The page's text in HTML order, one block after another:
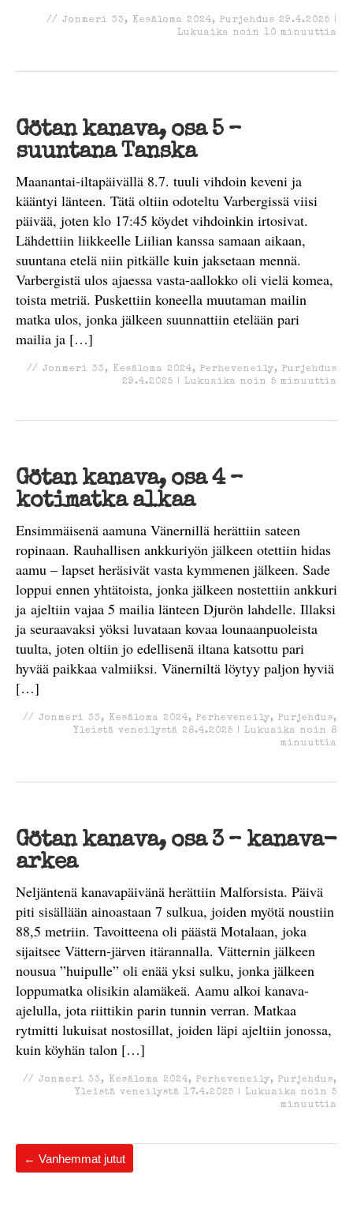
// Jonmeri 33, Kesäloma 2024, Purjehdus 29.4.2025 |
Lukuaika noin 10 minuuttia
Götan kanava, osa 5 –
suuntana Tanska
Maanantai-iltapäivällä 8.7. tuuli vihdoin keveni ja
kääntyi länteen. Tätä oltiin odoteltu Varbergissä viisi
päivää, joten klo 17:45 köydet vihdoinkin irtosivat.
Lähdettiin liikkeelle Liilian kanssa samaan aikaan,
suuntana etelä niin pitkälle kuin jaksetaan mennä.
Varbergistä ulos ajaessa vasta-aallokko oli vielä komea,
toista metriä. Puskettiin koneella muutaman mailin
matka ulos, jonka jälkeen suunnattiin etelään pari
mailia ja […]
// Jonmeri 33, Kesäloma 2024, Perheveneily, Purjehdus
29.4.2025 | Lukuaika noin 5 minuuttia
Götan kanava, osa 4 –
kotimatka alkaa
Ensimmäisenä aamuna Vänernillä herättiin sateen
ropinaan. Rauhallisen ankkuriyön jälkeen otettiin hidas
aamu – lapset heräsivät vasta kymmenen jälkeen. Sade
loppui ennen yhtätoista, jonka jälkeen nostettiin ankkuri
ja ajeltiin vajaa 5 mailia länteen Djurön lahdelle. Illaksi
ja seuraavaksi yöksi luvataan kovaa lounaanpuoleista
tuulta, joten oltiin jo edellisenä iltana katsottu pari
hyvää paikkaa valmiiksi. Vänerniltä löytyy paljon hyviä
[…]
// Jonmeri 33, Kesäloma 2024, Perheveneily, Purjehdus,
Yleistä veneilystä 28.4.2025 | Lukuaika noin
8
minuuttia
Götan kanava, osa 3 – kanava-
arkea
Neljäntenä kanavapäivänä herättiin Malforsista. Päivä
piti sisällään ainoastaan 7 sulkua, joiden myötä noustiin
88,5 metriin. Tavoitteena oli päästä Motalaan, joka
sijaitsee Vättern-järven itärannalla. Vätternin jälkeen
nousua ”huipulle” oli enää yksi sulku, jonka jälkeen
loppumatka olisikin alamäkeä. Aamu alkoi kanava-
ajelulla, jota riittikin parin tunnin verran. Matkaa
rytmitti lukuisat nostosillat, joiden läpi ajeltiin jonossa,
kuin köyhän talon […]
// Jonmeri 33, Kesäloma 2024, Perheveneily, Purjehdus,
Yleistä veneilystä 17.4.2025 | Lukuaika noin 5
minuuttia
← Vanhemmat jutut